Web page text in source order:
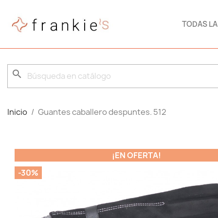
TODAS
search
Inicio Guantes caballero despuntes. 512
¡EN OFERTA!
-30%